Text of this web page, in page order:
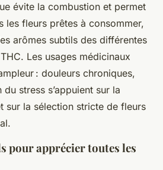
évite la combustion et permet
les fleurs prêtes à consommer,
arômes subtils des différentes
Les usages médicinaux
: douleurs chroniques,
stress s’appuient sur la
sur la sélection stricte de fleurs
pour apprécier toutes les